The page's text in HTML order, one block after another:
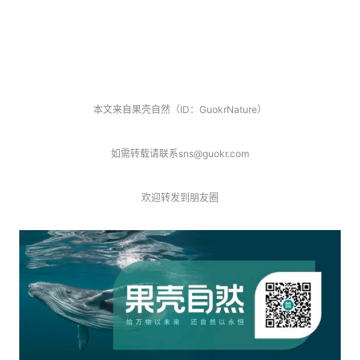
本文来自果壳自然（ID：GuokrNature）
如需转载请联系sns@guokr.com
欢迎转发到朋友圈